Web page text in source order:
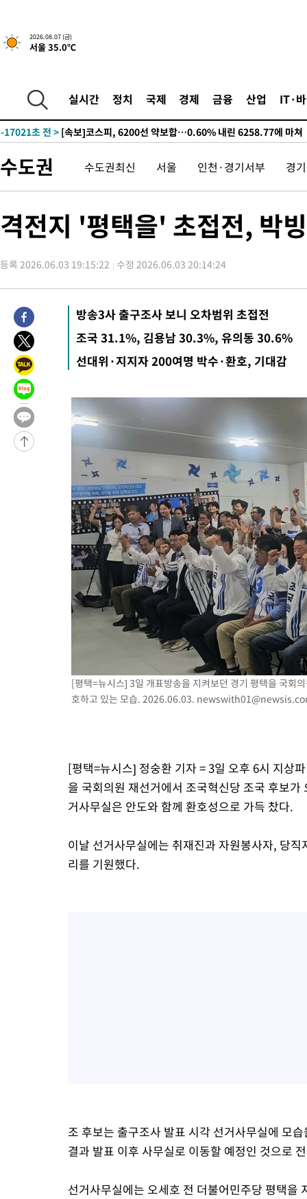
2026.08.07 (금)
서울 35.0℃
실시간 정치 국제 경제 금융 산업 IT·
-22919초 전 >낮 최고 37도 찜통더위…곳곳 소나기·강원 많은 비[내일날씨]
-21225초 전 >SK하이닉스, 용인·청주 팹에 54조 투자…"AI 메모리 수요 선
-17334초 전 >
-17068초 전 >
[속보]코스닥, 2.86포인트(0.36%) 내린 798.81마감
-17021초 전 > [속보]코스피, 6200선 약보합…0.60% 내린 6258.77에 마쳐
-16890초 전 >
[속보] 노원서 40.1도 관측…서울, 2018년 이후 첫 40도
-12824초 전 >11시간 압수수색에 성접대 파문까지…'쑥대밭' 된 축구협회
[속보]규제합리화위원회 부위원장에 김태유 서울대 공대 교
병태 후임
-8204초 전 >[속보]국힘 윤리위, '돌려차기 발언' 진종오·서범수 징계 절차
-555초 전 >
[속보]종합특검, '관저이전 봐주기 감사' 유병호 구속기소
47분 전 >
민주 콩고 에볼라환자 4천명 돌파, 4053명 발생 1850명 사망
-25041초 전 >
"낮 기온 소폭 하락"…수도권 폭염중대경보, 폭염경보로 하향
-25005초 전 >
선포
-24968초 전 >
[단독]중수청 지원 검사들, 정원 초과 시 낮은 계급 임용…희망
갈 수도
-22939초 전 >
낮 최고 37도 찜통더위…곳곳 소나기·강원 많은 비[내일날씨]
-21245초 전 >
SK하이닉스, 용인·청주 팹에 54조 투자…"AI 메모리 수요 선
-18101초 전 >
여자배구 이재영·이다영 자매, 아제르바이잔 투란VC 입단
외국인 심판 성 접대 7경기 들여다보니…한국 축구 '5승 2무'
[속보]코스닥, 2.86포인트(0.36%) 내린 798.81마감
[속보]코스피, 6200선 약보합…0.60% 내린 6258.77에 마쳐
[속보]원·달러 환율, 7.7원 내린 1416.1원 마감
[속보] 노원서 40.1도 관측…서울, 2018년 이후 첫 40도
[속보]종합특검, '계엄 수용공간 확보' 신용해 前교정본부장
외신들도 주목한 韓축구 파문…"국민적 공분에 수사 재개"
11시간 압수수색에 성접대 파문까지…'쑥대밭' 된 축구협회
[속보]규제합리화위원회 부위원장에 김태유 서울대 공대 교
[속보]국힘 윤리위, '돌려차기 발언' 진종오·서범수 징계 절차
[속보] 7월 중국 수출 23.9%↑ 수입 27.5%↑…무역총액
[속보]'채상병 순직 책임' 임성근, 항소심도 징역 3년
[속보]종합특검, '관저이전 봐주기 감사' 유병호 구속기소
수도권 수도권최신 서울 인천·경기서부 경
격전지 '평택을' 초접전, 박
등록 2026.06.03 19:15:22 수정 2026.06.03 20:14:24
방송3사 출구조사 보니 오차범위 초접전
조국 31.1%, 김용남 30.3%, 유의동 30.6%
선대위·지지자 200여명 박수·환호, 기대감
[평택=뉴시스] 3일 개표방송을 지켜보던 경기 평택을 국회
호하고 있는 모습. 2026.06.03.
[평택=뉴시스] 정숭환 기자 = 3일 오후 6시 지상
을 국회의원 재선거에서 조국혁신당 조국 후보
거사무실은 안도와 함께 환호성으로 가득 찼다.
이날 선거사무실에는 취재진과 자원봉사자, 당
리를 기원했다.
조 후보는 출구조사 발표 시각 선거사무실에 모
결과 발표 이후 사무실로 이동할 예정인 것으로
선거사무실에는 오세호 전 더불어민주당 평택을